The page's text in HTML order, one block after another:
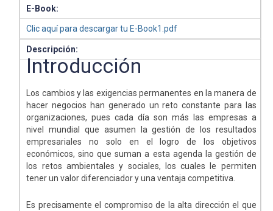
E-Book:
Clic aquí para descargar tu E-Book1.pdf
Descripción:
Introducción
Los cambios y las exigencias permanentes en la manera de
hacer negocios han generado un reto constante para las
organizaciones, pues cada día son más las empresas a
nivel mundial que asumen la gestión de los resultados
empresariales no solo en el logro de los objetivos
económicos, sino que suman a esta agenda la gestión de
los retos ambientales y sociales, los cuales le permiten
tener un valor diferenciador y una ventaja competitiva.
Es precisamente el compromiso de la alta dirección el que